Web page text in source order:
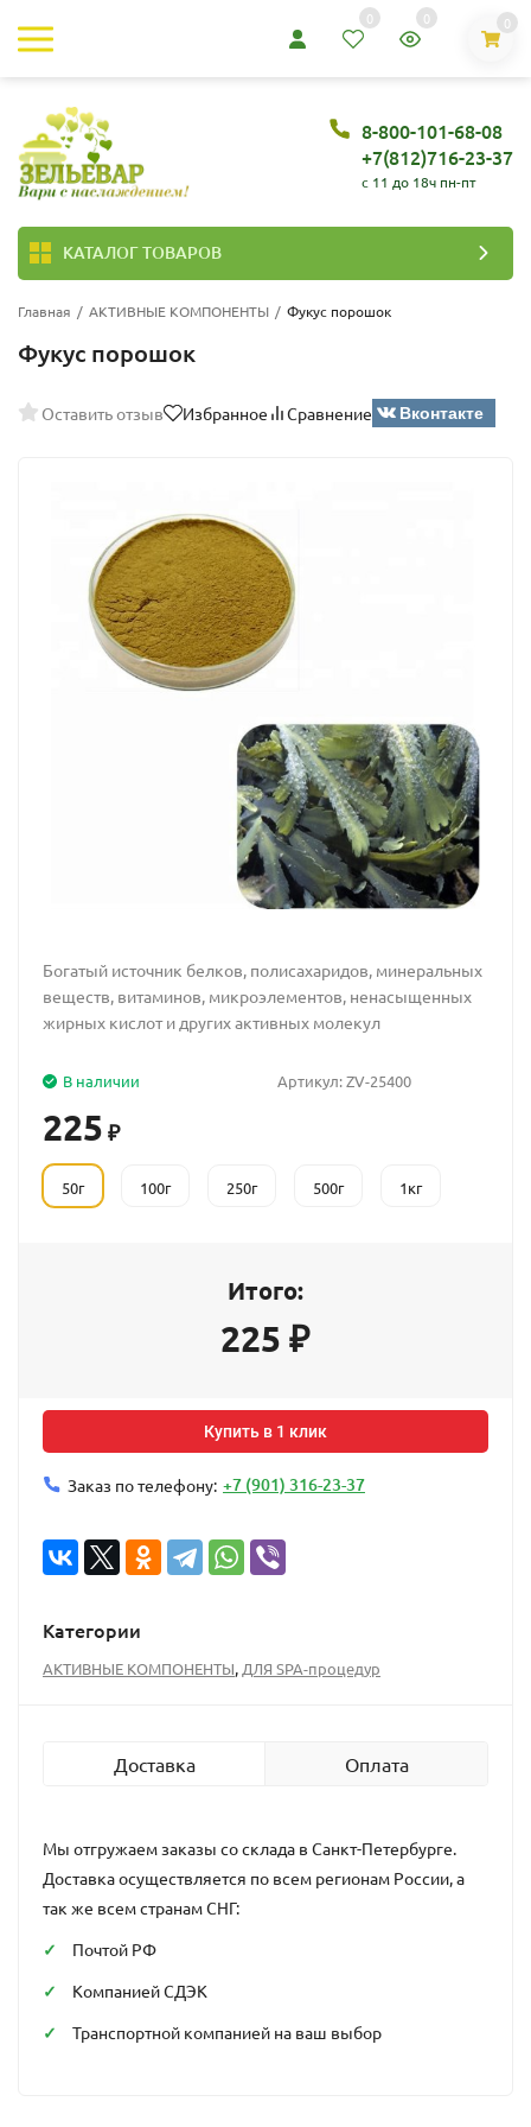
0 0 0
8-800-101-68-08
+7(812)716-23-37
c 11 до 18ч пн-пт
КАТАЛОГ ТОВАРОВ
Главная / АКТИВНЫЕ КОМПОНЕНТЫ / Фукус порошок
Фукус порошок
Оставить отзыв Избранное Сравнение Вконтакте
Богатый источник белков, полисахаридов, минеральных
веществ, витаминов, микроэлементов, ненасыщенных
жирных кислот и других активных молекул
Артикул:ZV-25400
В наличии
225 ₽
50г 100г 250г 500г 1кг
Итого:
225 ₽
Купить в 1 клик
Заказ по телефону: +7 (901) 316-23-37
Категории
АКТИВНЫЕ КОМПОНЕНТЫ, ДЛЯ SPA-процедур
Доставка Оплата
Мы отгружаем заказы со склада в Санкт-Петербурге.
Доставка осуществляется по всем регионам России, а
так же всем странам СНГ:
Почтой РФ
Компанией СДЭК
Транспортной компанией на ваш выбор